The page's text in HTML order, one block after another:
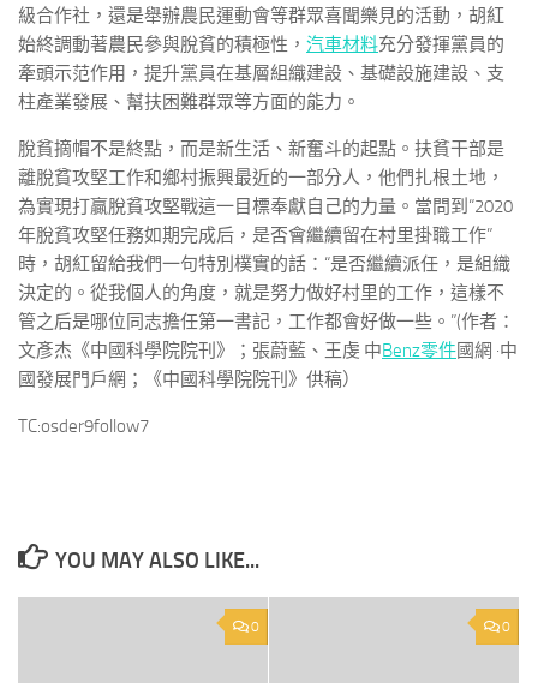
級合作社，還是舉辦農民運動會等群眾喜聞樂見的活動，胡紅
始終調動著農民參與脫貧的積極性， 汽車材料充分發揮黨員的
牽頭示范作用，提升黨員在基層組織建設、基礎設施建設、支
柱產業發展、幫扶困難群眾等方面的能力。
脫貧摘帽不是終點，而是新生活、新奮斗的起點。扶貧干部是
離脫貧攻堅工作和鄉村振興最近的一部分人，他們扎根土地，
為實現打贏脫貧攻堅戰這一目標奉獻自己的力量。當問到“2020
年脫貧攻堅任務如期完成后，是否會繼續留在村里掛職工作”
時，胡紅留給我們一句特別樸實的話：“是否繼續派任，是組織
決定的。從我個人的角度，就是努力做好村里的工作，這樣不
管之后是哪位同志擔任第一書記，工作都會好做一些。”(作者：
文彥杰《中國科學院院刊》；張蔚藍、王虔 中Benz零件國網 ·中
國發展門戶網；《中國科學院院刊》供稿）
TC:osder9follow7
YOU MAY ALSO LIKE...
0 0